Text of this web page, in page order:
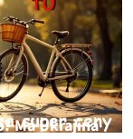
Má Ukrajina